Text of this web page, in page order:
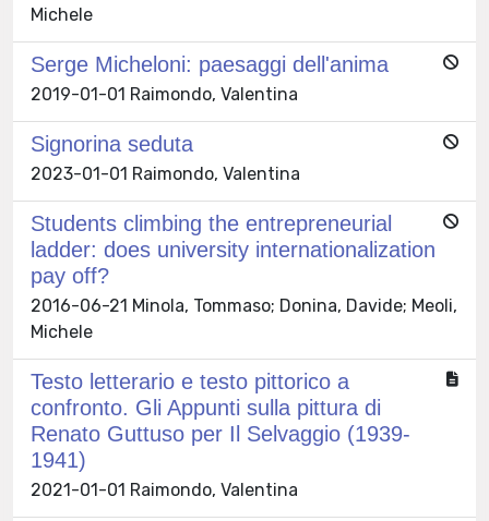
Michele
Serge Micheloni: paesaggi dell'anima
2019-01-01 Raimondo, Valentina
Signorina seduta
2023-01-01 Raimondo, Valentina
Students climbing the entrepreneurial
ladder: does university internationalization
pay off?
2016-06-21 Minola, Tommaso; Donina, Davide; Meoli,
Michele
Testo letterario e testo pittorico a
confronto. Gli Appunti sulla pittura di
Renato Guttuso per Il Selvaggio (1939-
1941)
2021-01-01 Raimondo, Valentina